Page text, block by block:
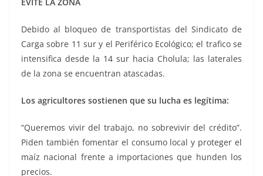
EVITE LA ZONA
Debido al bloqueo de transportistas del Sindicato de
Carga sobre 11 sur y el Periférico Ecológico; el trafico se
intensifica desde la 14 sur hacia Cholula; las laterales
de la zona se encuentran atascadas.
Los agricultores sostienen que su lucha es legítima:
“Queremos vivir del trabajo, no sobrevivir del crédito”.
Piden también fomentar el consumo local y proteger el
maíz nacional frente a importaciones que hunden los
precios.